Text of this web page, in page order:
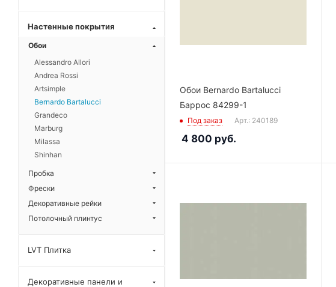
Обои Bernardo Bartalucci
Баррос 84299-1
Под заказ Арт.: 240189
4 800 руб.
Настенные покрытия
Обои
Alessandro Allori
Andrea Rossi
Artsimple
Bernardo Bartalucci
Grandeco
Marburg
Milassa
Shinhan
Пробка
Фрески
Декоративные рейки
Потолочный плинтус
LVT Плитка
Декоративные панели и